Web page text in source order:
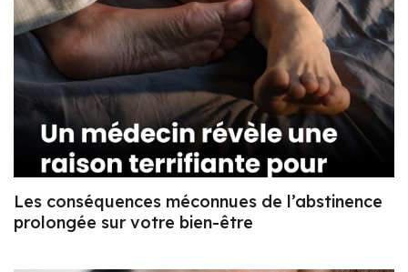
Les conséquences méconnues de l’abstinence
prolongée sur votre bien-être